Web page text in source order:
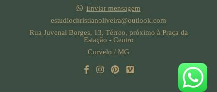
Enviar mensagem
estudiochristianoliveira@outlook.com
Rua Juvenal Borges, 13, Térreo, próximo à Praça da
Estação - Centro
Curvelo / MG